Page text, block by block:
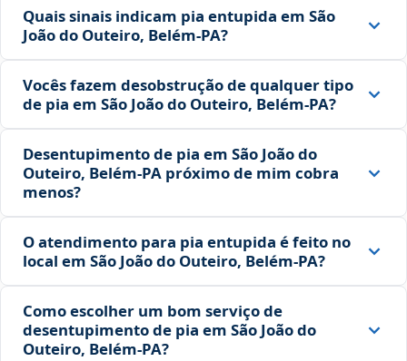
Quais sinais indicam pia entupida em São
João do Outeiro, Belém‑PA?
Vocês fazem desobstrução de qualquer tipo
de pia em São João do Outeiro, Belém‑PA?
Desentupimento de pia em São João do
Outeiro, Belém‑PA próximo de mim cobra
menos?
O atendimento para pia entupida é feito no
local em São João do Outeiro, Belém‑PA?
Como escolher um bom serviço de
desentupimento de pia em São João do
Outeiro, Belém‑PA?